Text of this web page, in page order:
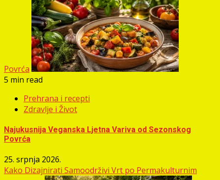
Povrća
5 min read
Prehrana i recepti
Zdravlje i Život
Najukusnija Veganska Ljetna Variva od Sezonskog
Povrća
25. srpnja 2026.
Kako Dizajnirati Samoodrživi Vrt po Permakulturnim